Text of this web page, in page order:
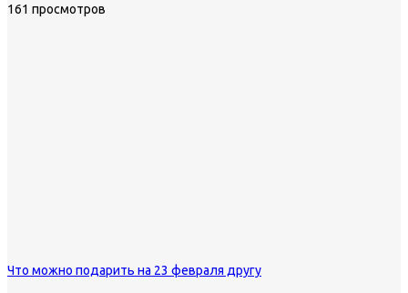
161 просмотров
Что можно подарить на 23 февраля другу